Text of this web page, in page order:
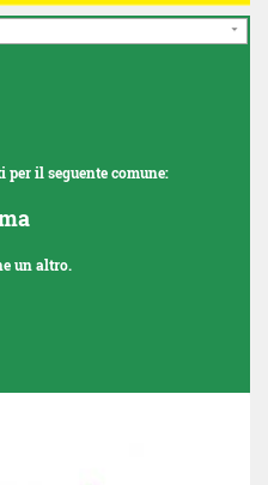
il seguente comune:
un altro.